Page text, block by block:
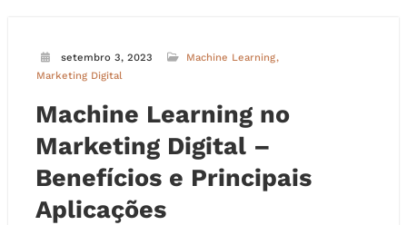
setembro 3, 2023
Machine Learning
Marketing Digital
Machine Learning no
Marketing Digital –
Benefícios e Principais
Aplicações